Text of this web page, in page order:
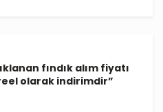
fındık alım fiyatı
olarak indirimdir”